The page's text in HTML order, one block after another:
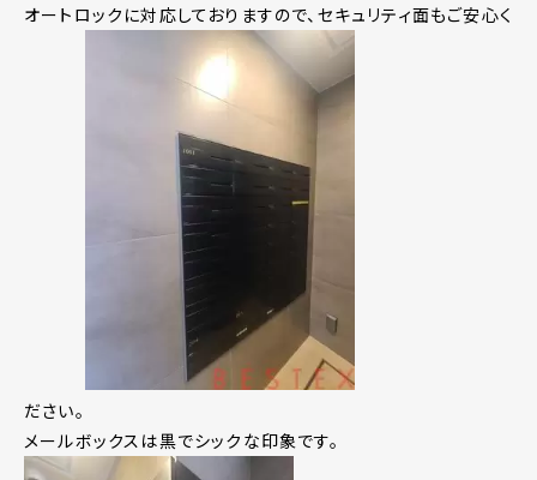
オートロックに対応しておりますので、セキュリティ面もご安心く
ださい。
メールボックスは黒でシックな印象です。